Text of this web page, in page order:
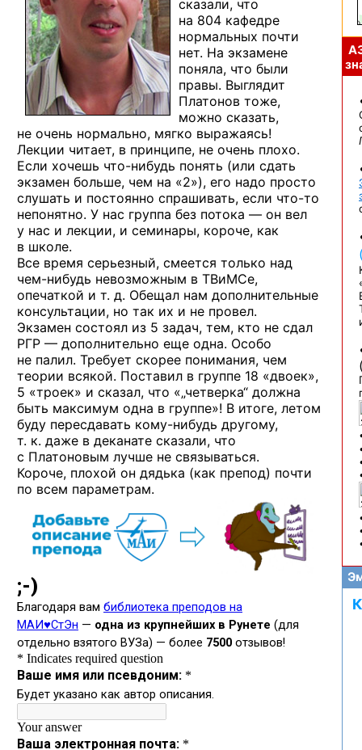
сказали, что
на 804 кафедре
нормальных почти
нет. На экзамене
поняла, что были
правы. Выглядит
Платонов тоже,
можно сказать,
не очень нормально, мягко выражаясь!
Лекции читает, в принципе, не очень плохо.
Если хочешь что-нибудь понять (или сдать
экзамен больше, чем на «2»), его надо просто
слушать и постоянно спрашивать, если что-то
непонятно. У нас группа без потока — он вел
у нас и лекции, и семинары, короче, как
в школе.
Все время серьезный, смеется только над
чем-нибудь невозможным в ТВиМСе,
опечаткой и т. д. Обещал нам дополнительные
консультации, но так их и не провел.
Экзамен состоял из 5 задач, тем, кто не сдал
РГР — дополнительно еще одна. Особо
не палил. Требует скорее понимания, чем
теории всякой. Поставил в группе 18 «двоек»,
5 «троек» и сказал, что «„четверка“ должна
быть максимум одна в группе»! В итоге, летом
буду пересдавать кому-нибудь другому,
т. к. даже в деканате сказали, что
с Платоновым лучше не связываться.
Короче, плохой он дядька (как препод) почти
по всем параметрам.